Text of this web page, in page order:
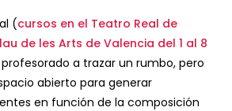
(cursos en el Teatro Real de
de les Arts de Valencia del 1 al 8
a trazar un rumbo, pero
abierto para generar
en función de la composición